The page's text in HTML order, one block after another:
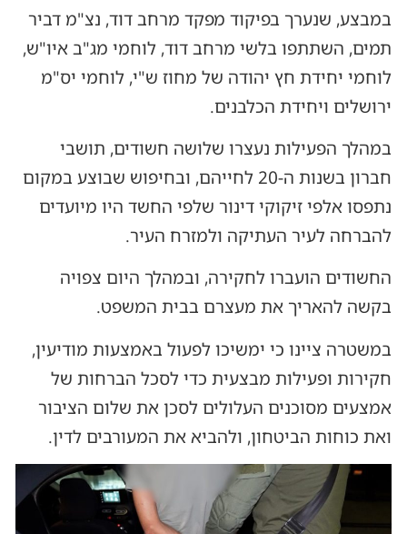
במבצע, שנערך בפיקוד מפקד מרחב דוד, נצ"מ דביר
תמים, השתתפו בלשי מרחב דוד, לוחמי מג"ב איו"ש,
לוחמי יחידת חץ יהודה של מחוז ש"י, לוחמי יס"מ
ירושלים ויחידת הכלבנים.
במהלך הפעילות נעצרו שלושה חשודים, תושבי
חברון בשנות ה-20 לחייהם, ובחיפוש שבוצע במקום
נתפסו אלפי זיקוקי דינור שלפי החשד היו מיועדים
להברחה לעיר העתיקה ולמזרח העיר.
החשודים הועברו לחקירה, ובמהלך היום צפויה
בקשה להאריך את מעצרם בבית המשפט.
במשטרה ציינו כי ימשיכו לפעול באמצעות מודיעין,
חקירות ופעילות מבצעית כדי לסכל הברחות של
אמצעים מסוכנים העלולים לסכן את שלום הציבור
ואת כוחות הביטחון, ולהביא את המעורבים לדין.